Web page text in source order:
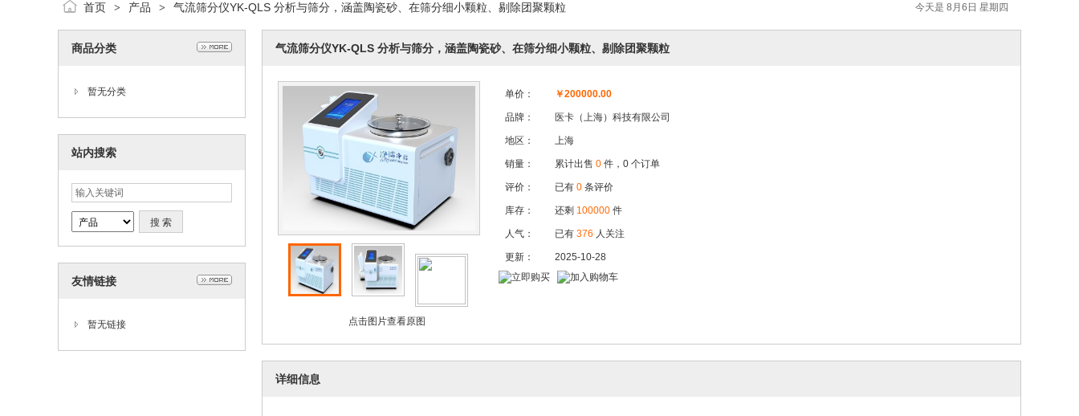
今天是 8月6日 星期四
首页 > 产品 > 气流筛分仪YK-QLS 分析与筛分，涵盖陶瓷砂、在筛分细小颗粒、剔除团聚颗粒
商品分类
暂无分类
站内搜索
友情链接
暂无链接
气流筛分仪YK-QLS 分析与筛分，涵盖陶瓷砂、在筛分细小颗粒、剔除团聚颗粒
点击图片查看原图
单价： ￥200000.00
品牌： 医卡（上海）科技有限公司
地区： 上海
销量： 累计出售 0 件，0 个订单
评价： 已有 0 条评价
库存： 还剩 100000 件
人气： 已有 376 人关注
更新： 2025-10-28
详细信息